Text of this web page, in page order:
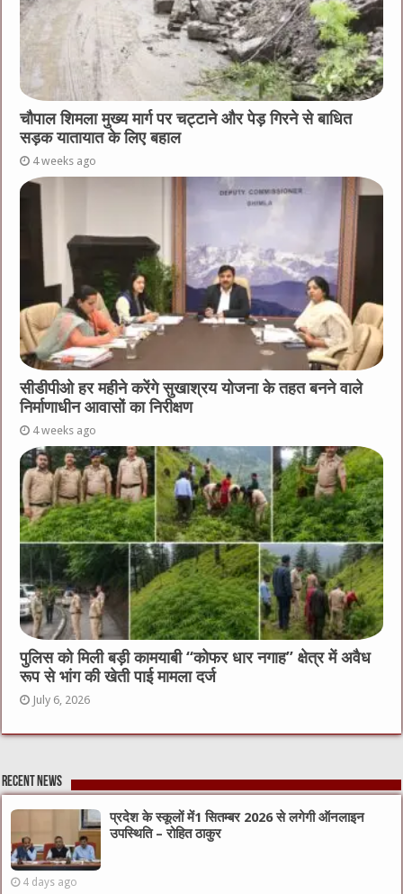
चौपाल शिमला मुख्य मार्ग पर चट्टाने और पेड़ गिरने से बाधित
सड़क यातायात के लिए बहाल
4 weeks ago
सीडीपीओ हर महीने करेंगे सुखाश्रय योजना के तहत बनने वाले
निर्माणाधीन आवासों का निरीक्षण
4 weeks ago
पुलिस को मिली बड़ी कामयाबी “कोफर धार नगाह” क्षेत्र में अवैध
रूप से भांग की खेती पाई मामला दर्ज
July 6, 2026
Recent News
प्रदेश के स्कूलों में1 सितम्बर 2026 से लगेगी ऑनलाइन
उपस्थिति – रोहित ठाकुर
4 days ago